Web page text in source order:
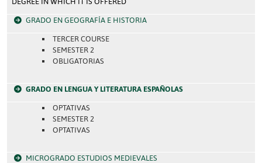
GRADO EN GEOGRAFÍA E HISTORIA
TERCER COURSE
SEMESTER 2
OBLIGATORIAS
GRADO EN LENGUA Y LITERATURA ESPAÑOLAS
OPTATIVAS
SEMESTER 2
OPTATIVAS
MICROGRADO ESTUDIOS MEDIEVALES